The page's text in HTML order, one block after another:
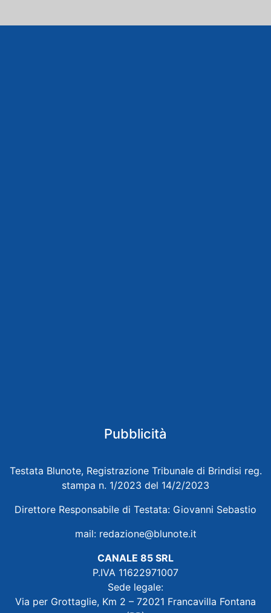
Pubblicità
Testata Blunote, Registrazione Tribunale di Brindisi reg.
stampa n. 1/2023 del 14/2/2023
Direttore Responsabile di Testata: Giovanni Sebastio
mail: redazione@blunote.it
CANALE 85 SRL
P.IVA 11622971007
Sede legale:
Via per Grottaglie, Km 2 – 72021 Francavilla Fontana